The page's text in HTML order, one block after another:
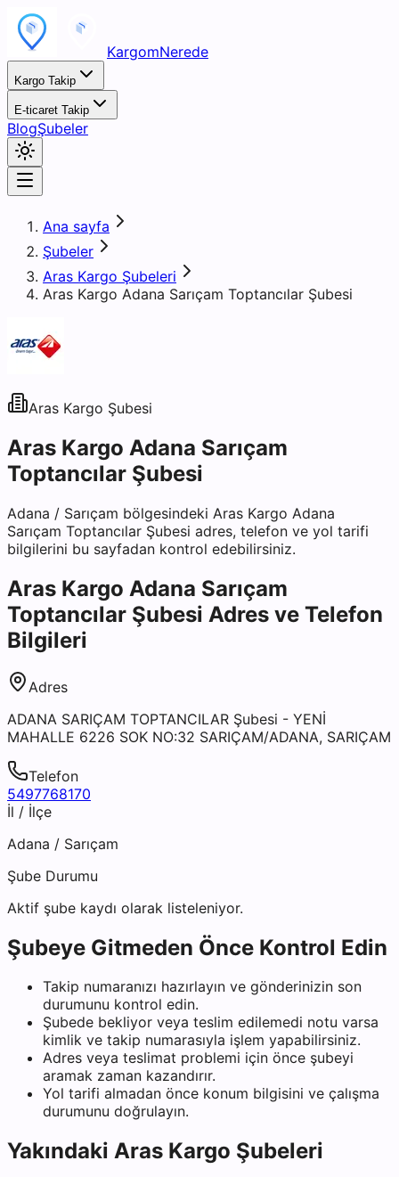
KargomNerede
Kargo Takip
E-ticaret Takip
BlogŞubeler
Ana sayfa
Şubeler
Aras Kargo Şubeleri
Aras Kargo Adana Sarıçam Toptancılar Şubesi
Aras Kargo Şubesi
Aras Kargo Adana Sarıçam
Toptancılar Şubesi
Adana / Sarıçam bölgesindeki Aras Kargo Adana
Sarıçam Toptancılar Şubesi adres, telefon ve yol tarifi
bilgilerini bu sayfadan kontrol edebilirsiniz.
Aras Kargo Adana Sarıçam
Toptancılar Şubesi Adres ve Telefon
Bilgileri
Adres
ADANA SARIÇAM TOPTANCILAR Şubesi - YENİ
MAHALLE 6226 SOK NO:32 SARIÇAM/ADANA, SARIÇAM
Telefon
5497768170
İl / İlçe
Adana / Sarıçam
Şube Durumu
Aktif şube kaydı olarak listeleniyor.
Şubeye Gitmeden Önce Kontrol Edin
Takip numaranızı hazırlayın ve gönderinizin son
durumunu kontrol edin.
Şubede bekliyor veya teslim edilemedi notu varsa
kimlik ve takip numarasıyla işlem yapabilirsiniz.
Adres veya teslimat problemi için önce şubeyi
aramak zaman kazandırır.
Yol tarifi almadan önce konum bilgisini ve çalışma
durumunu doğrulayın.
Yakındaki Aras Kargo Şubeleri